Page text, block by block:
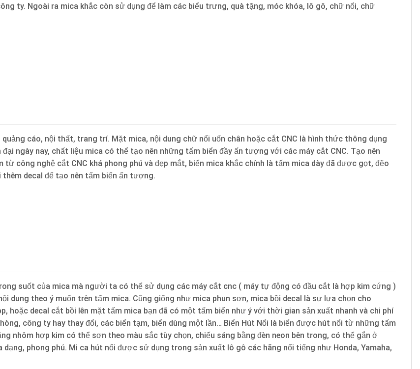
ty. Ngoài ra mica khắc còn sử dụng để làm các biểu trưng, quà tặng, móc khóa, lô gô, chữ nổi, chữ
cáo, nội thất, trang trí. Mặt mica, nội dung chữ nổi uốn chân hoặc cắt CNC là hình thức thông dụng
ngày nay, chất liệu mica có thể tạo nên những tấm biển đầy ấn tượng với các máy cắt CNC. Tạo nên
từ công nghệ cắt CNC khá phong phú và đẹp mắt, biển mica khắc chính là tấm mica dày đã được gọt, đẽo
decal để tạo nên tấm biển ấn tượng.
suốt của mica mà người ta có thể sử dụng các máy cắt cnc ( máy tự động có đầu cắt là hợp kim cứng )
dung theo ý muốn trên tấm mica. Cũng giống như mica phun sơn, mica bồi decal là sự lựa chọn cho
hoặc decal cắt bồi lên mặt tấm mica bạn đã có một tấm biển như ý với thời gian sản xuất nhanh và chi phí
công ty hay thay đổi, các biển tạm, biển dùng một lần… Biển Hút Nổi là biển được hút nổi từ những tấm
nhôm hợp kim có thể sơn theo màu sắc tùy chọn, chiếu sáng bằng đèn neon bên trong, có thể gắn ở
phong phú. Mi ca hút nổi được sử dụng trong sản xuất lô gô các hãng nổi tiếng như Honda, Yamaha,